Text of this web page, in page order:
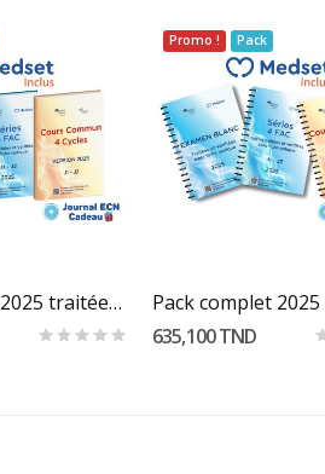
Pack complet 2025 traitées et vérifiées "...
Promo ! Pack
Ajouter Au Panier
635,100 TND